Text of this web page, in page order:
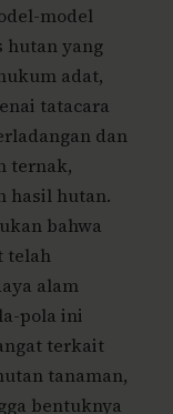
model
hutan yang
adat,
tatacara
dan
ternak,
hasil hutan.
bahwa
telah
alam
pola ini
terkait
tanaman,
bentuknya